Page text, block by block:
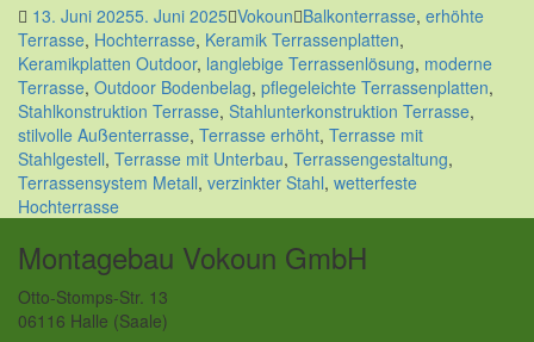
13. Juni 20255. Juni 2025 Vokoun Balkonterrasse, erhöhte
Terrasse, Hochterrasse, Keramik Terrassenplatten,
Keramikplatten Outdoor, langlebige Terrassenlösung, moderne
Terrasse, Outdoor Bodenbelag, pflegeleichte Terrassenplatten,
Stahlkonstruktion Terrasse, Stahlunterkonstruktion Terrasse,
stilvolle Außenterrasse, Terrasse erhöht, Terrasse mit
Stahlgestell, Terrasse mit Unterbau, Terrassengestaltung,
Terrassensystem Metall, verzinkter Stahl, wetterfeste
Hochterrasse
Montagebau Vokoun GmbH
Otto-Stomps-Str. 13
06116 Halle (Saale)